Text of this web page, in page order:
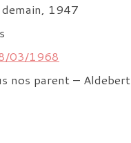
1947
03/1968
nos parent – Aldebert